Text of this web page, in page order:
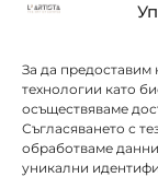
За да
технологии като
осъществяваме
Съгласяването с
обработваме
уникални